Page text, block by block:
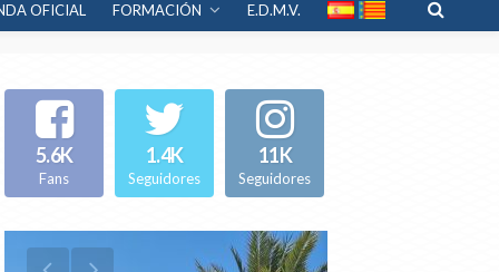
OFICIAL FORMACIÓN E.D.M.V.
5.6K
Fans
1.4K
Seguidores
11K
Seguidores